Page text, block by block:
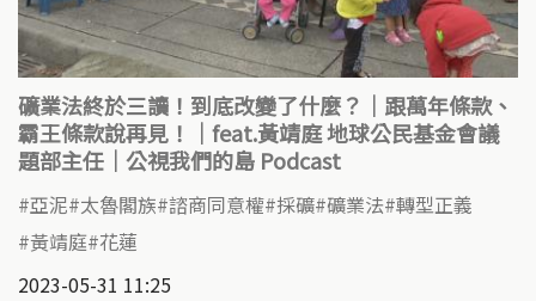
礦業法終於三讀！到底改變了什麼？｜跟萬年條款、
霸王條款說再見！｜feat.黃靖庭 地球公民基金會議
題部主任｜公視我們的島 Podcast
亞泥 太魯閣族 諮商同意權 採礦 礦業法 轉型正義
黃靖庭 花蓮
2023-05-31 11:25